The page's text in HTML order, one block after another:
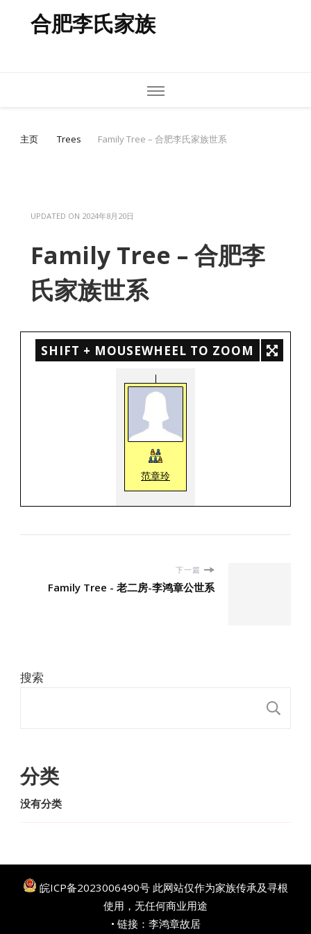
合肥李氏家族
主页 Trees Family Tree – 合肥李氏家族世系
UPDATED ON 2024年8月20日
Family Tree – 合肥李
氏家族世系
SHIFT + MOUSEWHEEL TO ZOOM
范章玲
下一篇
Family Tree - 老二房-李鸿章公世系
搜索
分类
没有分类
皖ICP备2023006490号 此网站仅作为家族传承及寻根
使用，无任何商业用途
• 链接： 李鸿章故居